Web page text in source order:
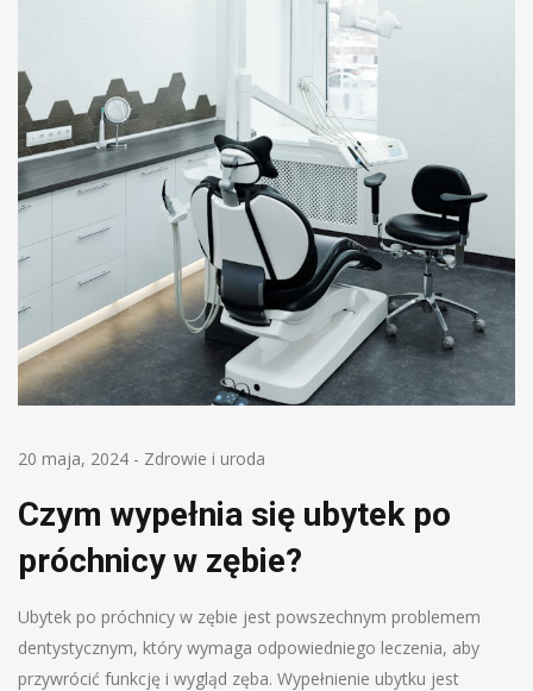
20 maja, 2024 - Zdrowie i uroda
Czym wypełnia się ubytek po
próchnicy w zębie?
Ubytek po próchnicy w zębie jest powszechnym problemem
dentystycznym, który wymaga odpowiedniego leczenia, aby
przywrócić funkcję i wygląd zęba. Wypełnienie ubytku jest